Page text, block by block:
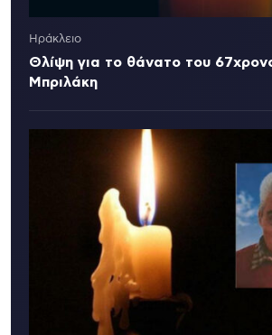
Ηράκλειο
Θλίψη για το θάνατο του
Μπριλάκη